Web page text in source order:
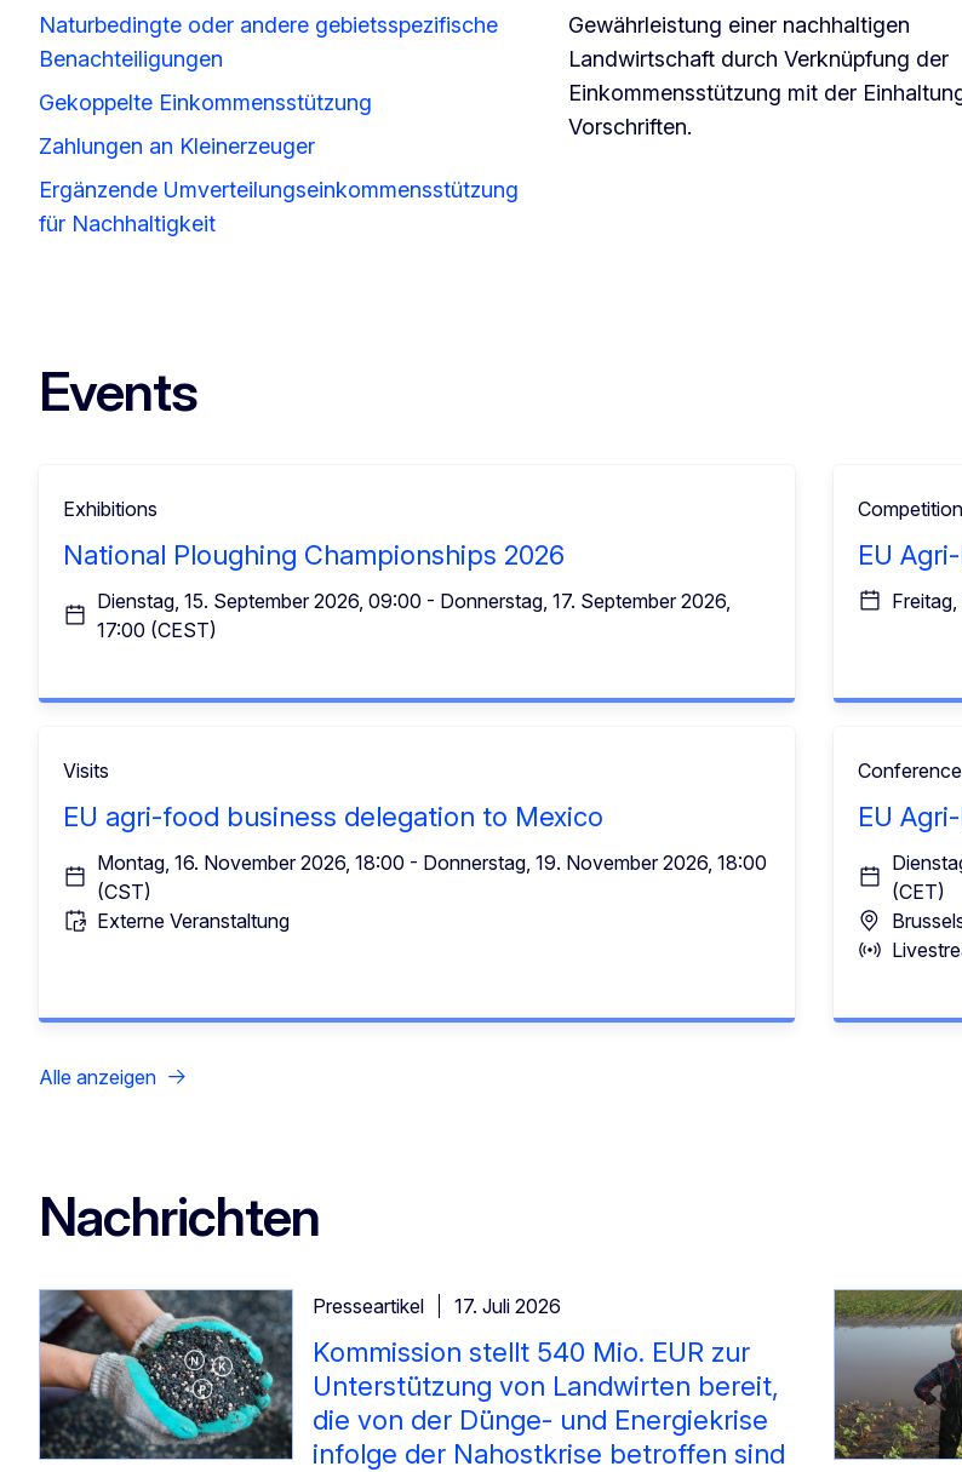
Naturbedingte oder andere gebietsspezifische
Benachteiligungen
Gekoppelte Einkommensstützung
Zahlungen an Kleinerzeuger
Ergänzende Umverteilungseinkommensstützung
für Nachhaltigkeit
Gewährleistung einer nachhaltigen
Landwirtschaft durch Verknüpfung der
Einkommensstützung mit der
Vorschriften.
Events
Exhibitions
National Ploughing Championships 2026
Dienstag, 15. September 2026, 09:00 - Donnerstag, 17. September 2026,
17:00 (CEST)
EU
Visits
EU agri-food business delegation to Mexico
Montag, 16. November 2026, 18:00 - Donnerstag, 19. November 2026, 18:00
(CST)
Externe Veranstaltung
EU
(CET)
Alle anzeigen
Nachrichten
Presseartikel 17. Juli 2026
Kommission stellt 540 Mio. EUR zur
Unterstützung von Landwirten bereit,
die von der Dünge- und Energiekrise
infolge der Nahostkrise betroffen sind